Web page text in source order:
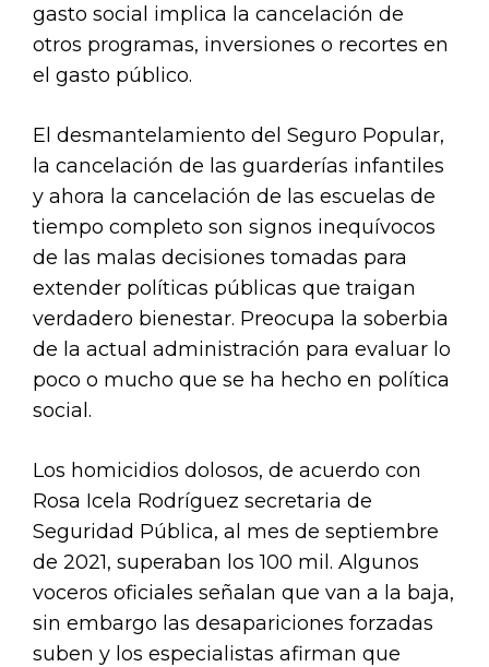
gasto social implica la cancelación de
otros programas, inversiones o recortes en
el gasto público.
El desmantelamiento del Seguro Popular,
la cancelación de las guarderías infantiles
y ahora la cancelación de las escuelas de
tiempo completo son signos inequívocos
de las malas decisiones tomadas para
extender políticas públicas que traigan
verdadero bienestar. Preocupa la soberbia
de la actual administración para evaluar lo
poco o mucho que se ha hecho en política
social.
Los homicidios dolosos, de acuerdo con
Rosa Icela Rodríguez secretaria de
Seguridad Pública, al mes de septiembre
de 2021, superaban los 100 mil. Algunos
voceros oficiales señalan que van a la baja,
sin embargo las desapariciones forzadas
suben y los especialistas afirman que